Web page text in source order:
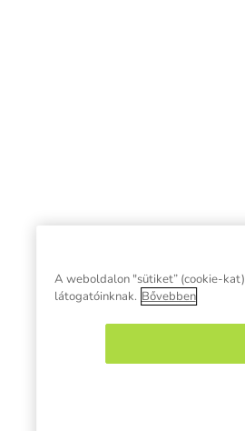
A weboldalon "sütiket” (cookie-
látogatóinknak. Bővebben